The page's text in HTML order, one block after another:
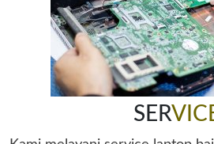
AKSESORIS
SERVICES
SER